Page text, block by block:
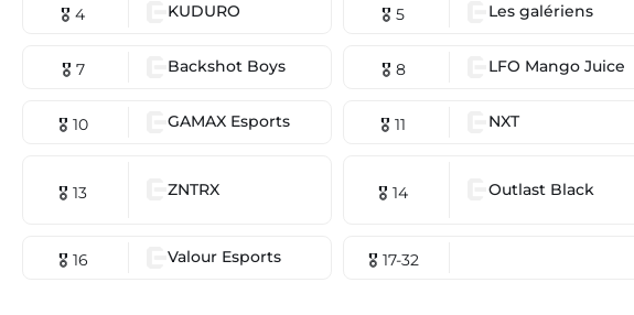
🎖 4 KUDURO 🎖 5 Les galériens
🎖 7 Backshot Boys 🎖 8 LFO Mango Juice
🎖 10 GAMAX Esports 🎖 11 NXT
🎖 13 ZNTRX 🎖 14 Outlast Black
🎖 16 Valour Esports 🎖 17-32